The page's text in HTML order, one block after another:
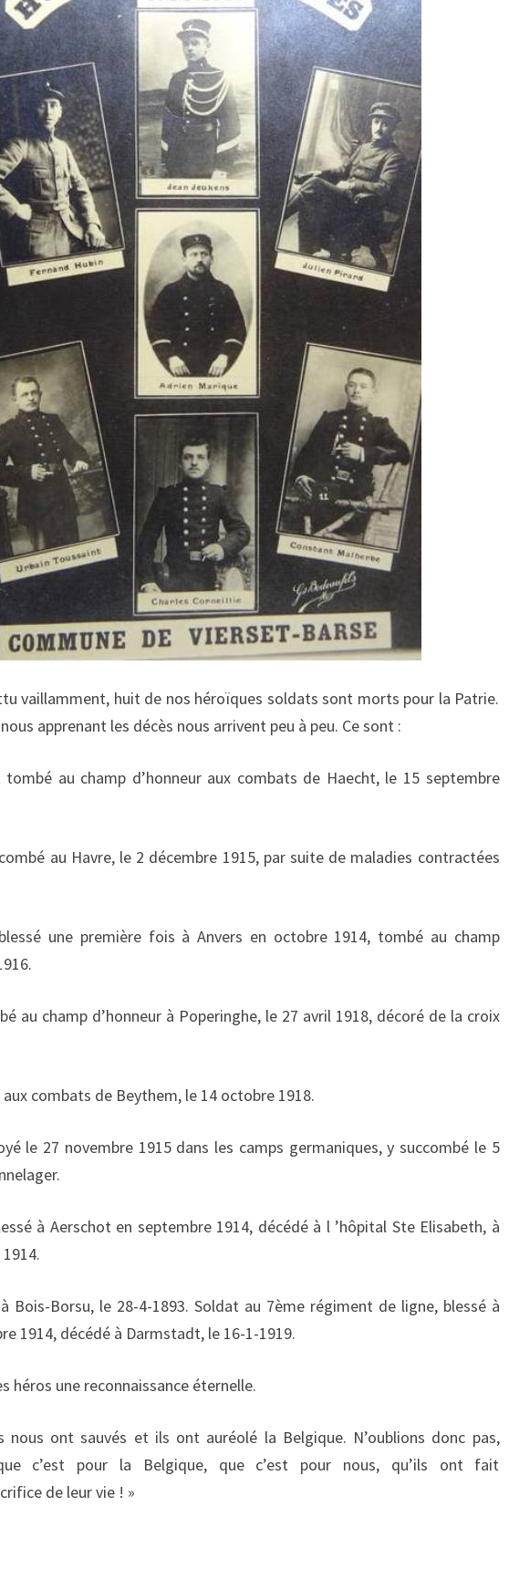
vaillamment, huit de nos héroïques soldats sont morts pour la Patrie.
apprenant les décès nous arrivent peu à peu. Ce sont :
tombé au champ d’honneur aux combats de Haecht, le 15 septembre
au Havre, le 2 décembre 1915, par suite de maladies contractées
une première fois à Anvers en octobre 1914, tombé au champ
au champ d’honneur à Poperinghe, le 27 avril 1918, décoré de la croix
combats de Beythem, le 14 octobre 1918.
le 27 novembre 1915 dans les camps germaniques, y succombé le 5
à Aerschot en septembre 1914, décédé à l ’hôpital Ste Elisabeth, à
Bois-Borsu, le 28-4-1893. Soldat au 7ème régiment de ligne, blessé à
1914, décédé à Darmstadt, le 16-1-1919.
héros une reconnaissance éternelle.
nous ont sauvés et ils ont auréolé la Belgique. N’oublions donc pas,
c’est pour la Belgique, que c’est pour nous, qu’ils ont fait
de leur vie ! »